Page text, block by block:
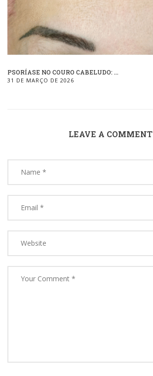
PSORÍASE NO COURO CABELUDO: ...
31 DE MARÇO DE 2026
LEAVE A COMMENT